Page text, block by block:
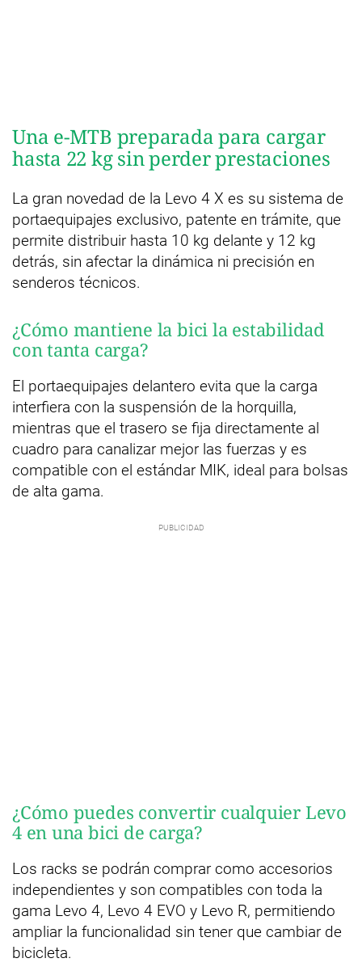
Una e-MTB preparada para cargar
hasta 22 kg sin perder prestaciones
La gran novedad de la Levo 4 X es su sistema de
portaequipajes exclusivo, patente en trámite, que
permite distribuir hasta 10 kg delante y 12 kg
detrás, sin afectar la dinámica ni precisión en
senderos técnicos.
¿Cómo mantiene la bici la estabilidad
con tanta carga?
El portaequipajes delantero evita que la carga
interfiera con la suspensión de la horquilla,
mientras que el trasero se fija directamente al
cuadro para canalizar mejor las fuerzas y es
compatible con el estándar MIK, ideal para bolsas
de alta gama.
¿Cómo puedes convertir cualquier Levo
4 en una bici de carga?
Los racks se podrán comprar como accesorios
independientes y son compatibles con toda la
gama Levo 4, Levo 4 EVO y Levo R, permitiendo
ampliar la funcionalidad sin tener que cambiar de
bicicleta.